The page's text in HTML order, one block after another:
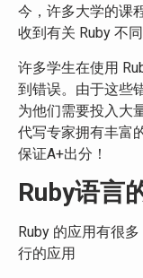
今，许多大学的课
收到有关 Ruby 不
许多学生在使用
到错误。由于这些
为他们需要投入大
代写专家拥有丰富
保证A+出分！
Ruby语言
Ruby 的应用有很
行的应用